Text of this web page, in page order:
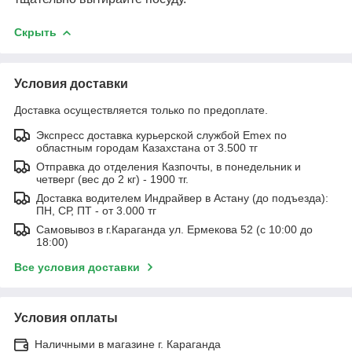
Скрыть
Условия доставки
Доставка осуществляется только по предоплате.
Экспресс доставка курьерской службой Emex по
областным городам Казахстана от 3.500 тг
Отправка до отделения Казпочты, в понедельник и
четверг (вес до 2 кг) - 1900 тг.
Доставка водителем Индрайвер в Астану (до подъезда):
ПН, СР, ПТ - от 3.000 тг
Самовывоз в г.Караганда ул. Ермекова 52 (с 10:00 до
18:00)
Все условия доставки
Условия оплаты
Наличными в магазине г. Караганда